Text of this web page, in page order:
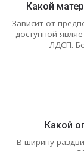
Какой
Зависит от
доступной
ЛДСП.
Какой
В ширину